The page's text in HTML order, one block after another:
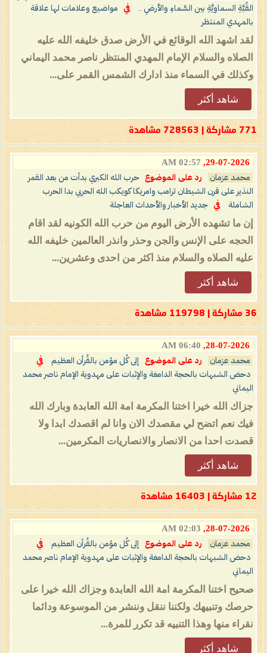
القُبَّةِ السماويَّةِ بين السَّماءِ والأرضِ ..
في
مواضيع وعلامات لها علاقة
بالمهدي المنتظر
لقد اشهد الله الوقائع في الأرض صدق خليفه الله عليه
الصلاه والسلام الإمام المهدي المنتظر ناصر محمد اليماني
وكذلك في السماء منذ ادارك الشمس القمر على...
شاهد أكثر
771 مشاركة | 728563 مشاهدة
29-07-2026,
02:57 AM
محمد عزمان رد على الموضوع
حرب الله الكبري بدأت من بعد القمر
النذير على قرن الشيطان ترامب وامريكا كويكب الله الحربي بدا الحرب
الشاملة
في جديد الأخبار والأحداث العاجلة
إن ما تشهده الأرض اليوم من حرب الله الكونيه لقد اقام
الحجه على الإنس والجن وحذر وانذر العالمين خليفه الله
عليه الصلاه والسلام منذ اكثر من احدى وعشرين...
شاهد أكثر
36 مشاركة | 119798 مشاهدة
28-07-2026,
06:40 AM
محمد عزمان رد على الموضوع إلى كُل مؤمن بالقُرأن العظيم
في
دحض الشبهات بالحجة الدامغة والإثبات على مهدوية الإمام ناصر محمد
اليماني
جزاك الله خيرا اختنا المكرمة امة الله العابدة وبارك الله
فيك نعم اتضح لي مقصدك الان وانا لم اقصدك ابدا ولا
قصدت احدا من الانصار والانصاريات المكرمين...
شاهد أكثر
12 مشاركة | 16403 مشاهدة
28-07-2026,
02:03 AM
محمد عزمان رد على الموضوع إلى كُل مؤمن بالقُرأن العظيم
في
دحض الشبهات بالحجة الدامغة والإثبات على مهدوية الإمام ناصر محمد
اليماني
صحيح اختنا المكرمة امة الله العابدة وجزاك الله خيرا على
حرصك وتنبيهك ولكننا ننقل وننشر من الموسوعة ودائما
نقراء منها وهذا التنبيه قد تكرر للمرة...
شاهد أكثر